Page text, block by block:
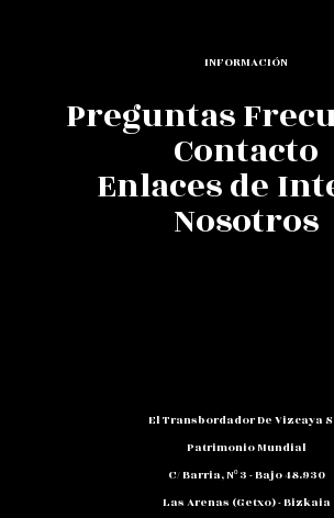
INFORMACIÓN
Preguntas
Contacto
Enlaces de
Nosotros
El Transbordador De Vizcaya
Patrimonio Mundial
C/ Barria, Nº 3 - Bajo 48.930
Las Arenas (Getxo) - Bizkaia